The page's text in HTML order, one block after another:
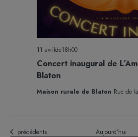
Concert inaugural de
Blaton
11 avrilde18h00
Maison rurale de Blaton Rue de
Évènements
précédents Aujourd’hui